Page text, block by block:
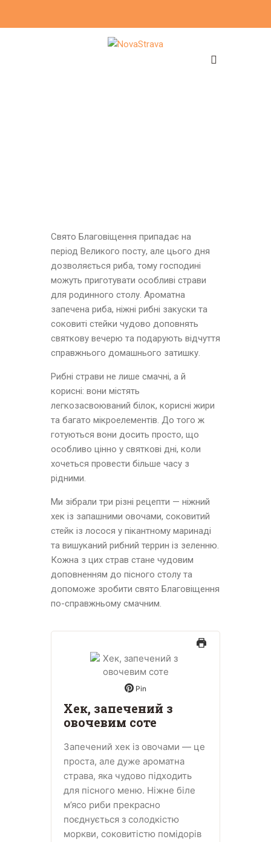
Свято Благовіщення припадає на
період Великого посту, але цього дня
дозволяється риба, тому господині
можуть приготувати особливі страви
для родинного столу. Ароматна
запечена риба, ніжні рибні закуски та
соковиті стейки чудово доповнять
святкову вечерю та подарують відчуття
справжнього домашнього затишку.
Рибні страви не лише смачні, а й
корисні: вони містять
легкозасвоюваний білок, корисні жири
та багато мікроелементів. До того ж
готуються вони досить просто, що
особливо цінно у святкові дні, коли
хочеться провести більше часу з
рідними.
Ми зібрали три різні рецепти — ніжний
хек із запашними овочами, соковитий
стейк із лосося у пікантному маринаді
та вишуканий рибний террин із зеленню.
Кожна з цих страв стане чудовим
доповненням до пісного столу та
допоможе зробити свято Благовіщення
по-справжньому смачним.
Pin
Хек, запечений з
овочевим соте
Запечений хек із овочами — це
проста, але дуже ароматна
страва, яка чудово підходить
для пісного меню. Ніжне біле
м’ясо риби прекрасно
поєднується з солодкістю
моркви, соковитістю помідорів